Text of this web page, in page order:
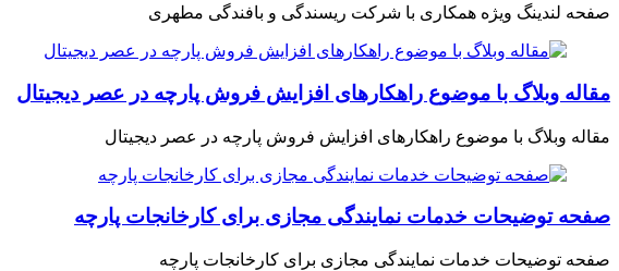
صفحه لندینگ ویژه همکاری با شرکت ریسندگی و بافندگی مطهری
مقاله وبلاگ با موضوع راهکارهای افزایش فروش پارچه در عصر دیجیتال
مقاله وبلاگ با موضوع راهکارهای افزایش فروش پارچه در عصر دیجیتال
صفحه توضیحات خدمات نمایندگی مجازی برای کارخانجات پارچه
صفحه توضیحات خدمات نمایندگی مجازی برای کارخانجات پارچه